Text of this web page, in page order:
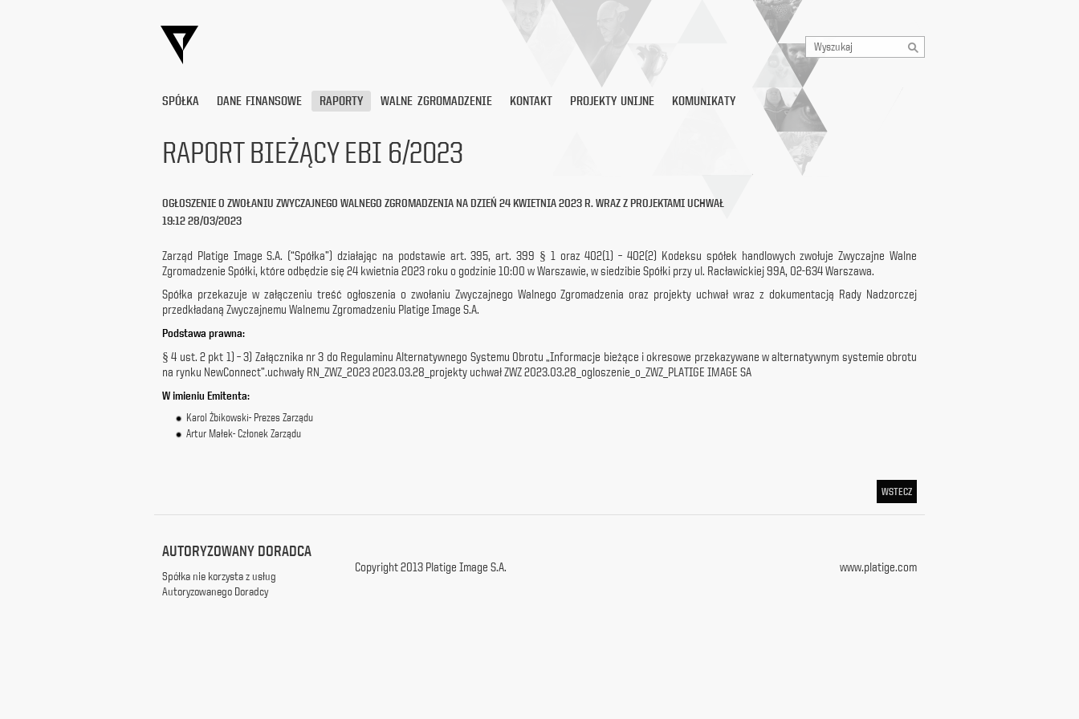
SPÓŁKA DANE FINANSOWE RAPORTY WALNE ZGROMADZENIE KONTAKT PROJEKTY UNIJNE KOMUNIKATY
na
przetwarzanie
danych
osobowych
e-
mail) przez
Platige
Image
S.A.
z
siedzibą
Warszawie
przy
marketingowych,
i
reklamowych,
zgodnie z
RAPORT BIEŻĄCY EBI 6/2023
OGŁOSZENIE O ZWOŁANIU ZWYCZAJNEGO WALNEGO ZGROMADZENIA NA DZIEŃ 24 KWIETNIA 2023 R. WRAZ Z PROJEKTAMI UCHWAŁ
19:12 28/03/2023
Zarząd Platige Image S.A. (“Spółka”) działając na podstawie art. 395, art. 399 § 1 oraz 402(1) – 402(2) Kodeksu spółek handlowych zwołuje Zwyczajne Walne
Zgromadzenie Spółki, które odbędzie się 24 kwietnia 2023 roku o godzinie 10:00 w Warszawie, w siedzibie Spółki przy ul. Racławickiej 99A, 02-634 Warszawa.
Spółka przekazuje w załączeniu treść ogłoszenia o zwołaniu Zwyczajnego Walnego Zgromadzenia oraz projekty uchwał wraz z dokumentacją Rady Nadzorczej
przedkładaną Zwyczajnemu Walnemu Zgromadzeniu Platige Image S.A.
Podstawa prawna:
§ 4 ust. 2 pkt 1) – 3) Załącznika nr 3 do Regulaminu Alternatywnego Systemu Obrotu „Informacje bieżące i okresowe przekazywane w alternatywnym systemie obrotu
na rynku NewConnect”.uchwały RN_ZWZ_20232023.03.28_projekty uchwał ZWZ2023.03.28_ogloszenie_o_ZWZ_PLATIGE IMAGE SA
W imieniu Emitenta:
Karol Żbikowski- Prezes Zarządu
Artur Małek- Członek Zarządu
WSTECZ
AUTORYZOWANY DORADCA
Spółka nie korzysta z usług
Autoryzowanego Doradcy
Copyright 2013 Platige Image S.A. www.platige.com